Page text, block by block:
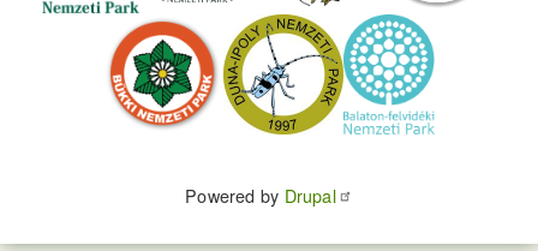
Powered by Drupal